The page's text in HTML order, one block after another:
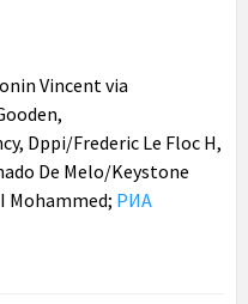
Vincent via
Dppi/Frederic Le Floc H,
De Melo/Keystone
Mohammed; РИА